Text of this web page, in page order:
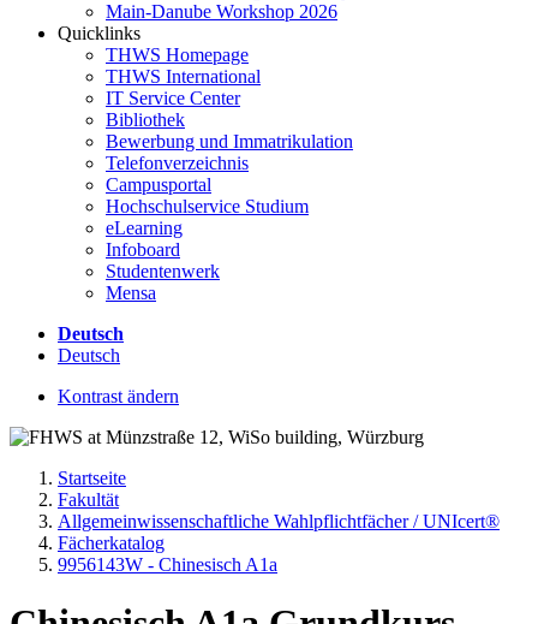
Main-Danube Workshop 2026
Quicklinks
THWS Homepage
THWS International
IT Service Center
Bibliothek
Bewerbung und Immatrikulation
Telefonverzeichnis
Campusportal
Hochschulservice Studium
eLearning
Infoboard
Studentenwerk
Mensa
Deutsch
Deutsch
Kontrast ändern
Startseite
Fakultät
Allgemeinwissenschaftliche Wahlpflichtfächer / UNIcert®
Fächerkatalog
9956143W - Chinesisch A1a